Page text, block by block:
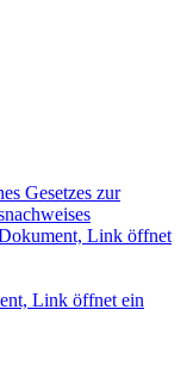
Gesetzes zur
Link öffnet
Link öffnet ein